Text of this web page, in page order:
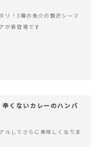
リ！3種の魚介の贅沢シーフ
が新登場です
辛くないカレーのハンバ
ルしてさらに美味しくなりま